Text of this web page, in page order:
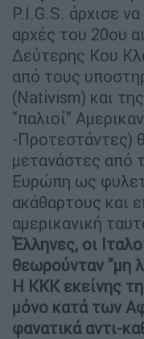
P.I.G.S. άρχισε
αρχές του 20ου
Δεύτερης Κου
από τους
(Nativism) και
"παλιοί"
-Προτεστάντες)
μετανάστες από
Ευρώπη ως
ακάθαρτους και
αμερικανική
Έλληνες, οι
θεωρούνταν "μη
Η ΚΚΚ εκείνης
μόνο κατά των
φανατικά αντι-